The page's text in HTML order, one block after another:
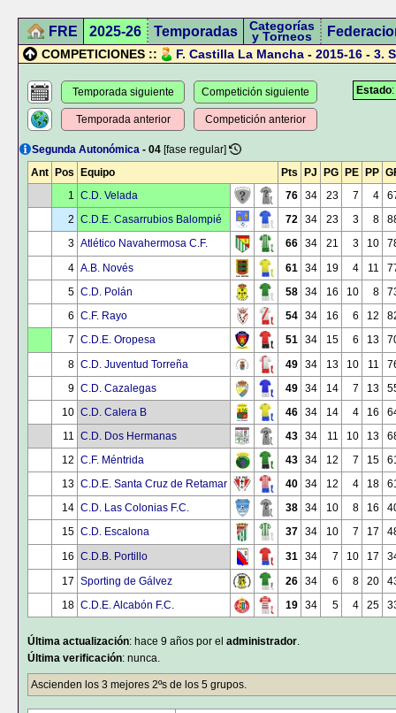
FRE 2025-26 Temporadas Categorías
y Torneos
COMPETICIONES :: F. Castilla La Mancha - 2015-16 - 3.
Estado
Temporada siguiente
Temporada anterior
Competición siguiente
Competición anterior
Segunda Autonómica - 04 [fase regular]
Ant
Pos Equipo Pts PJ PG PE PP
1 C.D. Velada 76 34 23 7 4
2 C.D.E. Casarrubios Balompié 72 34 23 3 8
3 Atlético Navahermosa C.F. 66 34 21 3 10
4 A.B. Novés 61 34 19 4 11
5 C.D. Polán 58 34 16 10 8
6 C.F. Rayo 54 34 16 6 12
7 C.D.E. Oropesa 51 34 15 6 13
8 C.D. Juventud Torreña 49 34 13 10 11
9 C.D. Cazalegas 49 34 14 7 13
10 C.D. Calera B 46 34 14 4 16
11 C.D. Dos Hermanas 43 34 11 10 13
12 C.F. Méntrida 43 34 12 7 15
13 C.D.E. Santa Cruz de Retamar 40 34 12 4 18
14 C.D. Las Colonias F.C. 38 34 10 8 16
15 C.D. Escalona 37 34 10 7 17
16 C.D.B. Portillo 31 34 7 10 17
17 Sporting de Gálvez 26 34 6 8 20
18 C.D.E. Alcabón F.C. 19 34 5 4 25
Última actualización: hace 9 años por el administrador.
Última verificación: nunca.
Ascienden los 3 mejores 2ºs de los 5 grupos.